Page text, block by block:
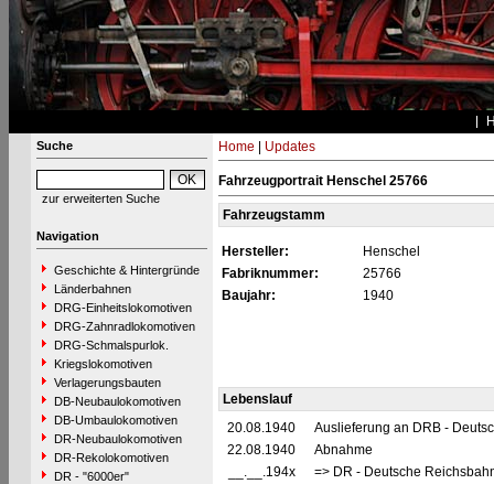
Suche
zur erweiterten Suche
Navigation
Geschichte & Hintergründe
Länderbahnen
DRG-Einheitslokomotiven
DRG-Zahnradlokomotiven
DRG-Schmalspurlok.
Kriegslokomotiven
Verlagerungsbauten
DB-Neubaulokomotiven
DB-Umbaulokomotiven
DR-Neubaulokomotiven
DR-Rekolokomotiven
DR - "6000er"
Home Updates
Fahrzeugportrait Henschel 25766
Fahrzeugstamm
Hersteller:
Henschel
Fabriknummer:
25766
Baujahr:
1940
Lebenslauf
20.08.1940
Auslieferung an DRB -
22.08.1940
Abnahme
__.__.194x
=> DR - Deutsche